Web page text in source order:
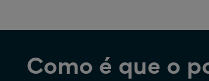
Como é que o